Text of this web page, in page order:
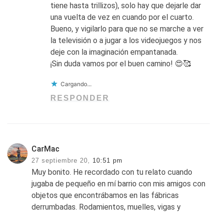
tiene hasta trillizos), solo hay que dejarle dar
una vuelta de vez en cuando por el cuarto.
Bueno, y vigilarlo para que no se marche a ver
la televisión o a jugar a los videojuegos y nos
deje con la imaginación empantanada.
¡Sin duda vamos por el buen camino! 😍🥰
Cargando...
RESPONDER
CarMac
27 septiembre 20, 10:51 pm
Muy bonito. He recordado con tu relato cuando
jugaba de pequeño en mí barrio con mis amigos con
objetos que encontrábamos en las fábricas
derrumbadas. Rodamientos, muelles, vigas y